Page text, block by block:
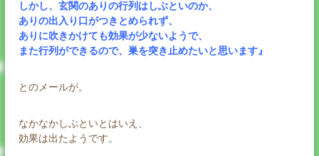
しかし、玄関のありの行列はしぶといのか、
ありの出入り口がつきとめられず、
ありに吹きかけても効果が少ないようで、
また行列ができるので、巣を突き止めたいと思います』
とのメールが。
なかなかしぶといとはいえ、
効果は出たようです。